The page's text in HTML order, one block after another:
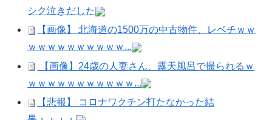
シク泣きだした
【画像】 北海道の1500万の中古物件、レベチｗｗ
ｗｗｗｗｗｗｗｗｗｗ...
【画像】24歳の人妻さん、露天風呂で撮られるｗ
ｗｗｗｗｗｗｗｗｗｗｗ...
【悲報】 コロナワクチン打たなかった結